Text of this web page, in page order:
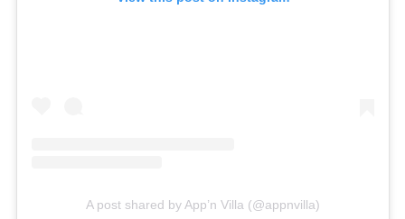
A post shared by App’n Villa (@appnvilla)